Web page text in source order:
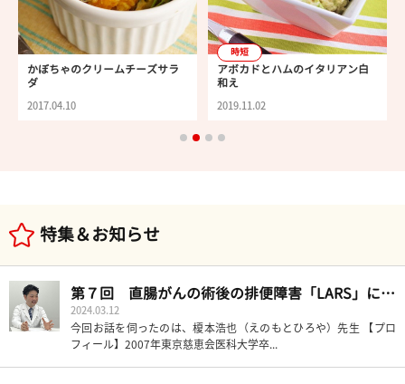
かぼちゃのクリームチーズサラ
ダ
2017.04.10
時短
アボカドとハムのイタリアン白
和え
2019.11.02
特集＆お知らせ
第７回 直腸がんの術後の排便障害「LARS」について知る【前編】 発症のメカニズムと食事について（大腸外科医に聞く）
2024.03.12
今回お話を伺ったのは、榎本浩也（えのもとひろや）先生 【プロ
フィール】2007年東京慈恵会医科大学卒...